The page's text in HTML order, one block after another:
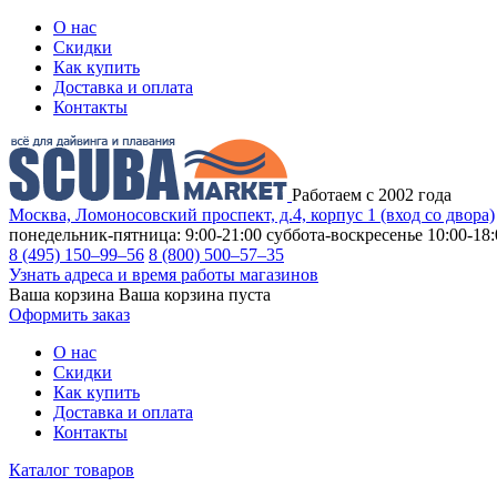
О нас
Скидки
Как купить
Доставка и оплата
Контакты
Работаем с 2002 года
Москва, Ломоносовский проспект, д.4, корпус 1 (вход со двора)
понедельник-пятница: 9:00-21:00 суббота-воскресенье 10:00-
8 (495) 150–99–56 8 (800) 500–57–35
Узнать адреса и время работы магазинов
Ваша корзина Ваша корзина пуста
Оформить заказ
О нас
Скидки
Как купить
Доставка и оплата
Контакты
Каталог товаров